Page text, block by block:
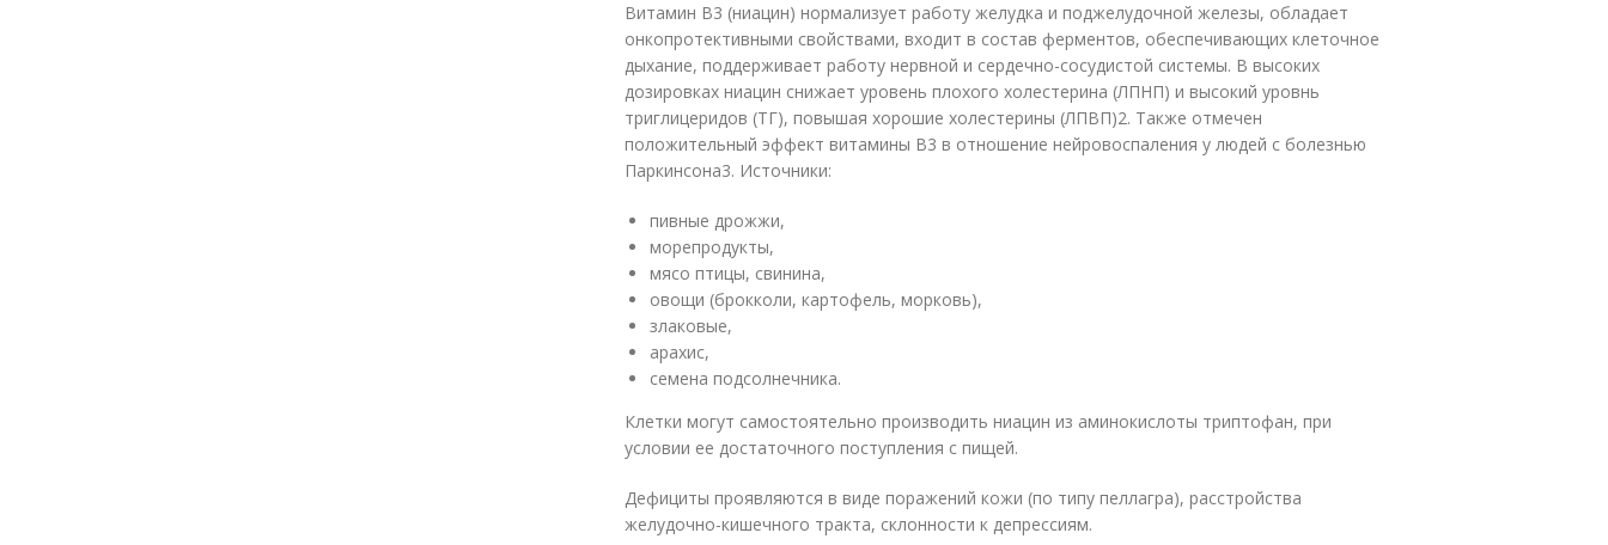
Витамин B3 (ниацин) нормализует работу желудка и поджелудочной железы, обладает
онкопротективными свойствами, входит в состав ферментов, обеспечивающих клеточное
дыхание, поддерживает работу нервной и сердечно-сосудистой системы. В высоких
дозировках ниацин снижает уровень плохого холестерина (ЛПНП) и высокий уровнь
триглицеридов (ТГ), повышая хорошие холестерины (ЛПВП)2. Также отмечен
положительный эффект витамины В3 в отношение нейровоспаления у людей с болезнью
Паркинсона3. Источники:
пивные дрожжи,
морепродукты,
мясо птицы, свинина,
овощи (брокколи, картофель, морковь),
злаковые,
арахис,
семена подсолнечника.
Клетки могут самостоятельно производить ниацин из аминокислоты триптофан, при
условии ее достаточного поступления с пищей.
Дефициты проявляются в виде поражений кожи (по типу пеллагра), расстройства
желудочно-кишечного тракта, склонности к депрессиям.